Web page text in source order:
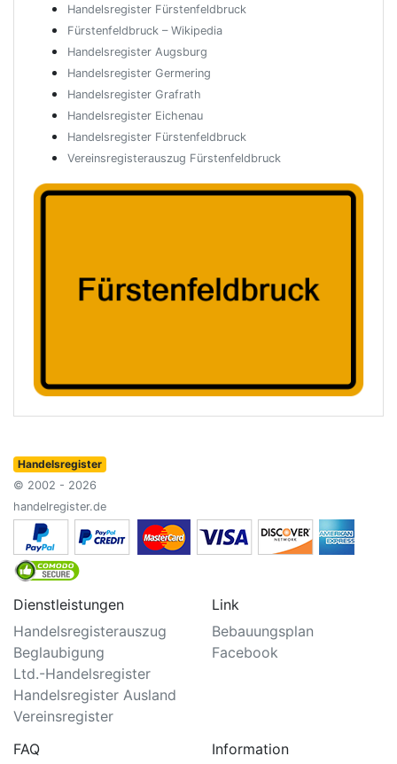
Handelsregister Fürstenfeldbruck
Fürstenfeldbruck – Wikipedia
Handelsregister Augsburg
Handelsregister Germering
Handelsregister Grafrath
Handelsregister Eichenau
Handelsregister Fürstenfeldbruck
Vereinsregisterauszug Fürstenfeldbruck
Handelsregister
© 2002 - 2026
handelregister.de
Dienstleistungen
Handelsregisterauszug
Beglaubigung
Ltd.-Handelsregister
Handelsregister Ausland
Vereinsregister
Link
Bebauungsplan
Facebook
FAQ Information